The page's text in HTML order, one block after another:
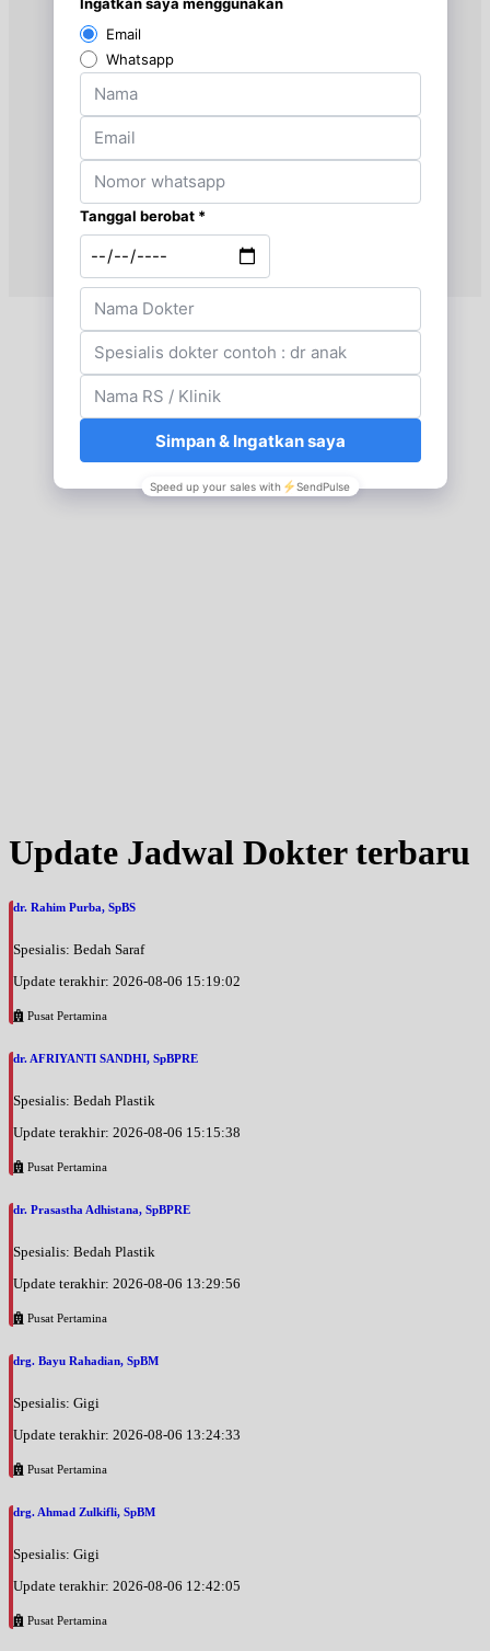
Update Jadwal Dokter terbaru
dr. Rahim Purba, SpBS
Spesialis: Bedah Saraf
Update terakhir: 2026-08-06 15:19:02
Pusat Pertamina
dr. AFRIYANTI SANDHI, SpBPRE
Spesialis: Bedah Plastik
Update terakhir: 2026-08-06 15:15:38
Pusat Pertamina
dr. Prasastha Adhistana, SpBPRE
Spesialis: Bedah Plastik
Update terakhir: 2026-08-06 13:29:56
Pusat Pertamina
drg. Bayu Rahadian, SpBM
Spesialis: Gigi
Update terakhir: 2026-08-06 13:24:33
Pusat Pertamina
drg. Ahmad Zulkifli, SpBM
Spesialis: Gigi
Update terakhir: 2026-08-06 12:42:05
Pusat Pertamina